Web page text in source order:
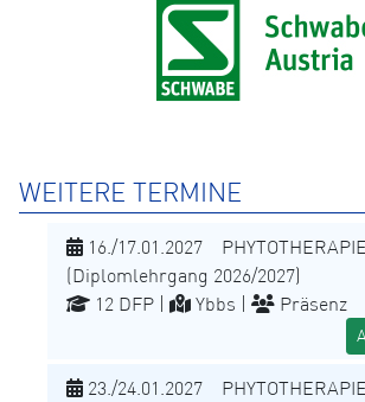
WEITERE TERMINE
16./17.01.2027
(Diplomlehrgang 2026/2027)
12 DFP |
Ybbs | Präsenz
23./24.01.2027